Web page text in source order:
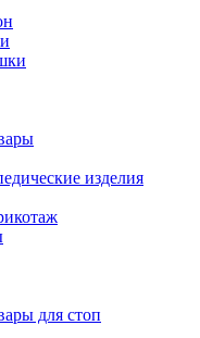
изделия
для стоп